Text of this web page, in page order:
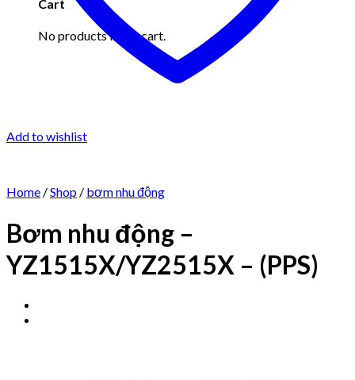
Cart
No products in the cart.
Add to wishlist
Home /Shop / bơm nhu động
Bơm nhu động –
YZ1515X/YZ2515X – (PPS)